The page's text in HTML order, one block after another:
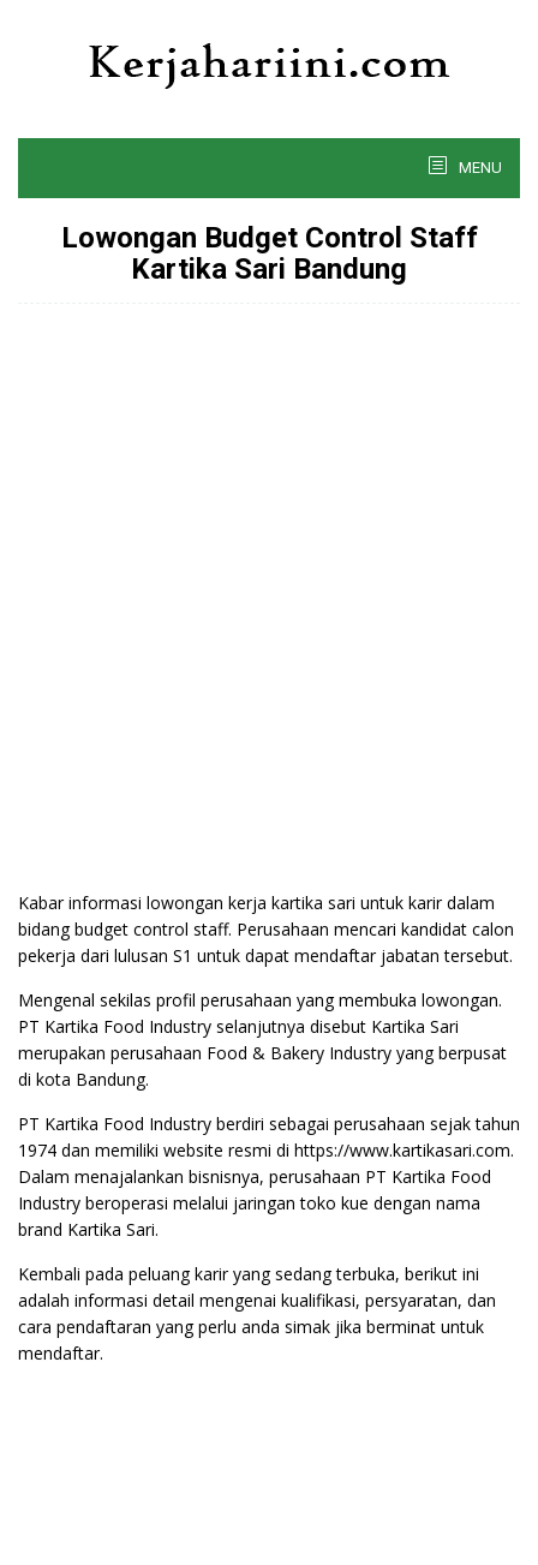
MENU
Lowongan Budget Control Staff
Kartika Sari Bandung
Kabar informasi lowongan kerja kartika sari untuk karir dalam
bidang budget control staff. Perusahaan mencari kandidat calon
pekerja dari lulusan S1 untuk dapat mendaftar jabatan tersebut.
Mengenal sekilas profil perusahaan yang membuka lowongan.
PT Kartika Food Industry selanjutnya disebut Kartika Sari
merupakan perusahaan Food & Bakery Industry yang berpusat
di kota Bandung.
PT Kartika Food Industry berdiri sebagai perusahaan sejak tahun
1974 dan memiliki website resmi di https://www.kartikasari.com.
Dalam menajalankan bisnisnya, perusahaan PT Kartika Food
Industry beroperasi melalui jaringan toko kue dengan nama
brand Kartika Sari.
Kembali pada peluang karir yang sedang terbuka, berikut ini
adalah informasi detail mengenai kualifikasi, persyaratan, dan
cara pendaftaran yang perlu anda simak jika berminat untuk
mendaftar.